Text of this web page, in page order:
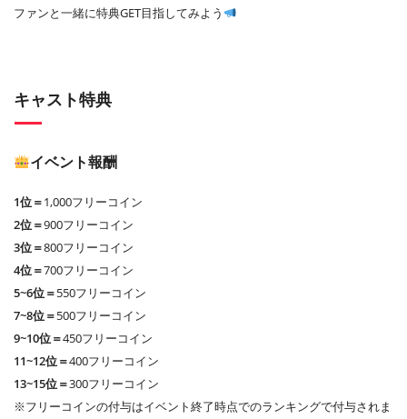
ファンと一緒に特典GET目指してみよう
キャスト特典
イベント報酬
1位＝1,000フリーコイン
2位＝900フリーコイン
3位＝800フリーコイン
4位＝700フリーコイン
5~6位＝550フリーコイン
7~8位＝500フリーコイン
9~10位＝450フリーコイン
11~12位＝400フリーコイン
13~15位＝300フリーコイン
※フリーコインの付与はイベント終了時点でのランキングで付与されま